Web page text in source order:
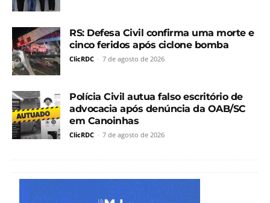
RS: Defesa Civil confirma uma morte e
cinco feridos após ciclone bomba
ClicRDC - 7 de agosto de 2026
Polícia Civil autua falso escritório de
advocacia após denúncia da OAB/SC
em Canoinhas
ClicRDC - 7 de agosto de 2026